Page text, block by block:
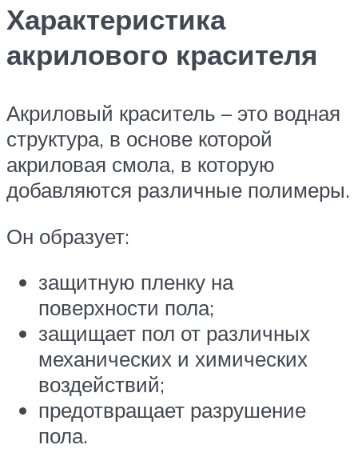
Характеристика
акрилового красителя
Акриловый краситель – это водная
структура, в основе которой
акриловая смола, в которую
добавляются различные полимеры.
Он образует:
защитную пленку на
поверхности пола;
защищает пол от различных
механических и химических
воздействий;
предотвращает разрушение
пола.